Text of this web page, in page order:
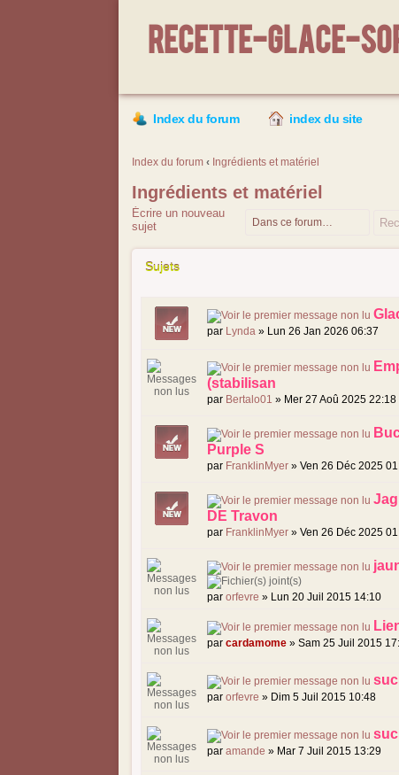
Recette-Glace-
Index du forum index du site
Index du forum ‹ Ingrédients et matériel
Ingrédients et matériel
Écrire un nouveau
sujet
Sujets
par Lynda » Lun 26 Jan 2026 06:37
(stabilisan
par Bertalo01 » Mer 27 Aoû 2025 22:18
Purple S
par FranklinMyer » Ven 26 Déc 2025
DE Travon
par FranklinMyer » Ven 26 Déc 2025
parorfevre » Lun 20 Juil 2015 14:10
parcardamome » Sam 25 Juil 2015
parorfevre » Dim 5 Juil 2015 10:48
paramande » Mar 7 Juil 2015 13:29